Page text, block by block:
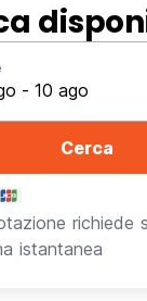
Cerca
richiede
istantanea